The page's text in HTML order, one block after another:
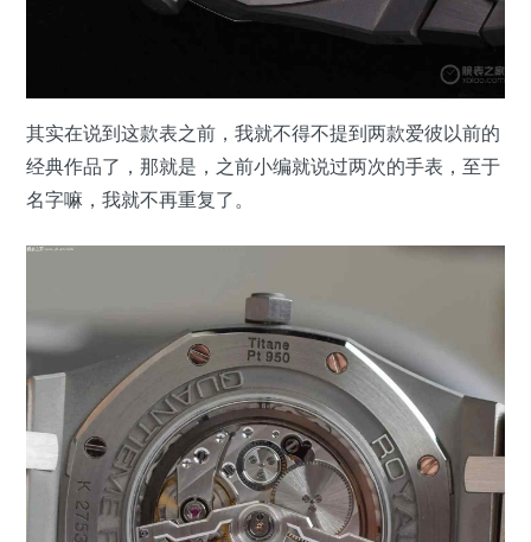
其实在说到这款表之前，我就不得不提到两款爱彼以前的
经典作品了，那就是，之前小编就说过两次的手表，至于
名字嘛，我就不再重复了。